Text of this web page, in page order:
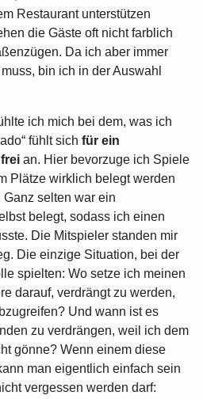
Restaurant unterstützen
die Gäste oft nicht farblich
Da ich aber immer
bin ich in der Auswahl
ich mich bei dem, was ich
fühlt sich für ein
an. Hier bevorzuge ich Spiele
Plätze wirklich belegt werden
selten war ein
belegt, sodass ich einen
Die Mitspieler standen mir
Die einzige Situation, bei der
spielten: Wo setze ich meinen
darauf, verdrängt zu werden,
Und wann ist es
zu verdrängen, weil ich dem
gönne? Wenn einem diese
man eigentlich einfach sein
vergessen werden darf: